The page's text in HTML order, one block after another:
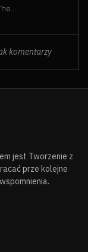
komentarzy
jest Tworzenie z
prze kolejne